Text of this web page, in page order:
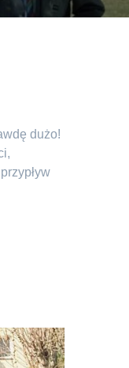
dużo!